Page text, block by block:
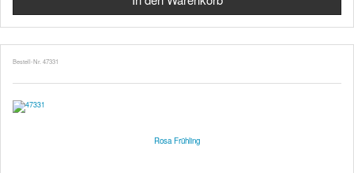
Bestell-Nr. 47331
Rosa Frühling